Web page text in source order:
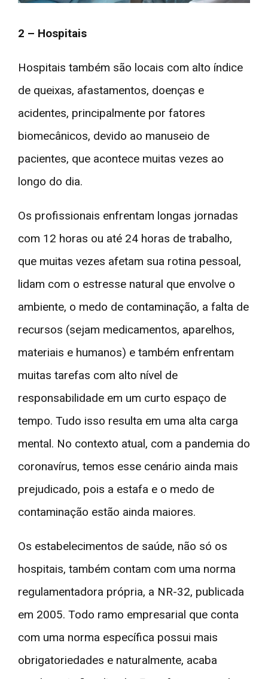
2 – Hospitais
Hospitais também são locais com alto índice
de queixas, afastamentos, doenças e
acidentes, principalmente por fatores
biomecânicos, devido ao manuseio de
pacientes, que acontece muitas vezes ao
longo do dia.
Os profissionais enfrentam longas jornadas
com 12 horas ou até 24 horas de trabalho,
que muitas vezes afetam sua rotina pessoal,
lidam com o estresse natural que envolve o
ambiente, o medo de contaminação, a falta de
recursos (sejam medicamentos, aparelhos,
materiais e humanos) e também enfrentam
muitas tarefas com alto nível de
responsabilidade em um curto espaço de
tempo. Tudo isso resulta em uma alta carga
mental. No contexto atual, com a pandemia do
coronavírus, temos esse cenário ainda mais
prejudicado, pois a estafa e o medo de
contaminação estão ainda maiores.
Os estabelecimentos de saúde, não só os
hospitais, também contam com uma norma
regulamentadora própria, a NR-32, publicada
em 2005. Todo ramo empresarial que conta
com uma norma específica possui mais
obrigatoriedades e naturalmente, acaba